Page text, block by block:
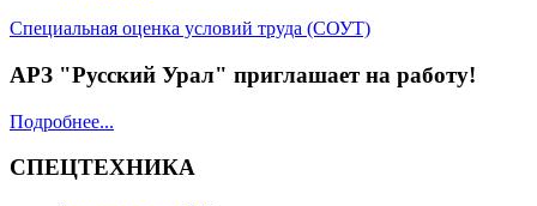
Специальная оценка условий труда (СОУТ)
АРЗ "Русский Урал" приглашает на работу!
Подробнее...
СПЕЦТЕХНИКА